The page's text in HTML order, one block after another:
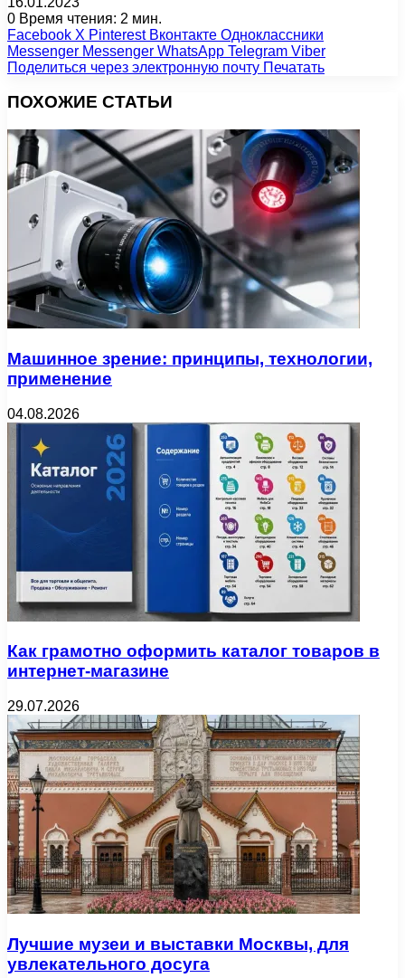
0 Время чтения: 2 мин.
Facebook X Pinterest Вконтакте Одноклассники
Messenger Messenger WhatsApp Telegram Viber
Поделиться через электронную почту Печатать
ПОХОЖИЕ СТАТЬИ
Машинное зрение: принципы, технологии,
применение
04.08.2026
Как грамотно оформить каталог товаров в
интернет-магазине
29.07.2026
Лучшие музеи и выставки Москвы, для
увлекательного досуга